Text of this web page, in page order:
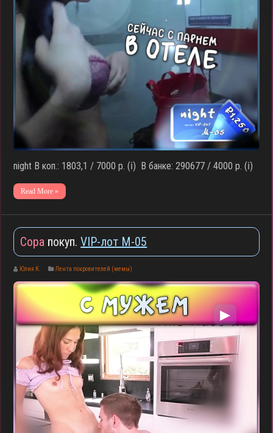
night В коп.: 1803,1 / 7000 р. (ℹ️) В банке: 290677 / 4000 р. (ℹ️)
Read More »
Сора покуп.VIP-лот M-05
Юлия К. Лента покровителей (мемы)
▶